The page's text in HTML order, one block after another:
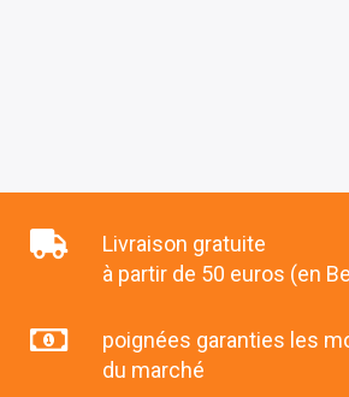
Livraison gratuite
à partir de 50 euros (en
poignées garanties les
du marché